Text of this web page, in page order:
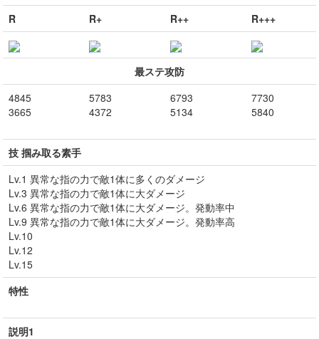
R
R+ R++ R+++
最ステ攻防
4845
3665
5783
4372
6793
5134
7730
5840
技 掴み取る素手
Lv.1 異常な指の力で敵1体に多くのダメージ
Lv.3 異常な指の力で敵1体に大ダメージ
Lv.6 異常な指の力で敵1体に大ダメージ。発動率中
Lv.9 異常な指の力で敵1体に大ダメージ。発動率高
Lv.10
Lv.12
Lv.15
特性
説明1